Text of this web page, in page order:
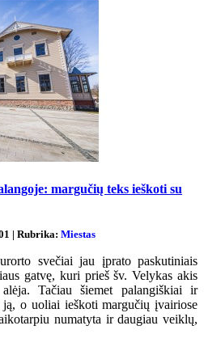
margučių teks ieškoti su
| Rubrika: Miestas
svečiai jau įprato paskutiniais
gatvę, kuri prieš šv. Velykas akis
Tačiau šiemet palangiškiai ir
o uoliai ieškoti margučių įvairiose
numatyta ir daugiau veiklų,